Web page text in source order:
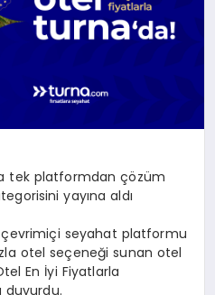
tek platformdan çözüm
yayına aldı
çevrimiçi seyahat platformu
otel seçeneği sunan otel
En İyi Fiyatlarla
duyurdu.